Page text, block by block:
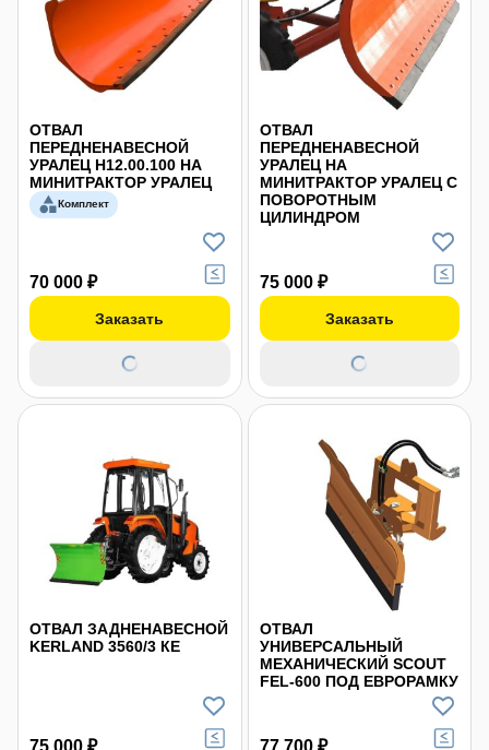
ОТВАЛ
ПЕРЕДНЕНАВЕСНОЙ
УРАЛЕЦ Н12.00.100 НА
МИНИТРАКТОР УРАЛЕЦ
Комплект
70 000 ₽
Заказать
ОТВАЛ
ПЕРЕДНЕНАВЕСНОЙ
УРАЛЕЦ НА
МИНИТРАКТОР УРАЛЕЦ С
ПОВОРОТНЫМ
ЦИЛИНДРОМ
75 000 ₽
Заказать
ОТВАЛ ЗАДНЕНАВЕСНОЙ
KERLAND 3560/3 КЕ
75 000 ₽
ОТВАЛ
УНИВЕРСАЛЬНЫЙ
МЕХАНИЧЕСКИЙ SCOUT
FEL-600 ПОД ЕВРОРАМКУ
77 700 ₽